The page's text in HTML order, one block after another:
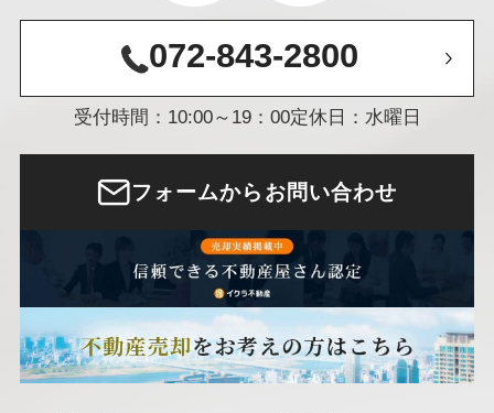
072-843-2800
受付時間：10:00～19：00定休日：水曜日
フォームからお問い合わせ